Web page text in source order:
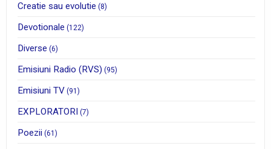
Creatie sau evolutie (8)
Devotionale (122)
Diverse (6)
Emisiuni Radio (RVS) (95)
Emisiuni TV (91)
EXPLORATORI (7)
Poezii (61)